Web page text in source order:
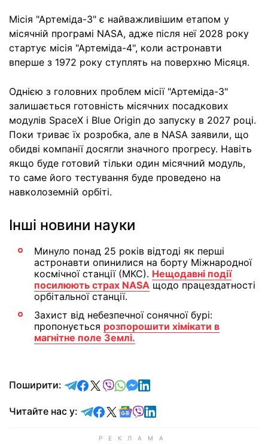
Місія "Артеміда-3" є найважливішим етапом у
місячній програмі NASA, адже після неї 2028 року
стартує місія "Артеміда-4", коли астронавти
вперше з 1972 року ступлять на поверхню Місяця.
Однією з головних проблем місії "Артеміда-3"
залишається готовність місячних посадкових
модулів SpaceX і Blue Origin до запуску в 2027 році.
Поки триває їх розробка, але в NASA заявили, що
обидві компанії досягли значного прогресу. Навіть
якщо буде готовий тільки один місячний модуль,
то саме його тестування буде проведено на
навколоземній орбіті.
Інші новини науки
Минуло понад 25 років відтоді як перші
астронавти опинилися на борту Міжнародної
космічної станції (МКС). Нещодавні події
посилюють страх NASA щодо працездатності
орбітальної станції.
Захист від небезпечної сонячної бурі:
пропонується розпорошити хімікати в
магнітне поле Землі.
Поширити: відправити у Telegram
поділитись у Facebook
поділитись у X
відправити у Viber
відправити у Whatsapp
відправити у Messenger
відправити у LinkedIn
Читайте нас у: Читайте у Telegram
Читайте у Facebook
Читайте у X
Читайте у Google news
Читайте у Viber
Читайте у LinkedIn